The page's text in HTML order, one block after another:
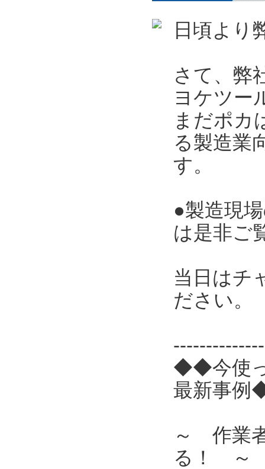
日頃より
さて、弊
ヨケツー
まだポカ
る製造業
す。
●製造現
は是非ご
当日はチ
ださい。
◆◆今使っ
最新事
～ 作業
る！ ～